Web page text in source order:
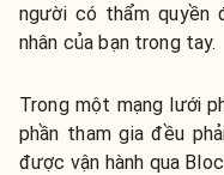
người có thẩm quyền
nhân của bạn trong tay.
Trong một mạng lưới
phần tham gia đều
được vận hành qua